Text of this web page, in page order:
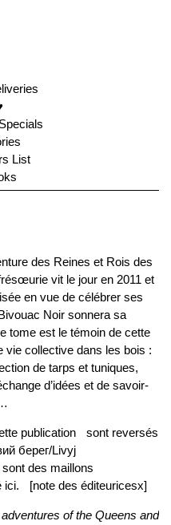
List
des Reines et Rois des
vit le jour en 2011 et
en vue de célébrer ses
Noir sonnera sa
tome est le témoin de cette
collective dans les bois :
de tarps et tuniques,
d’idées et de savoir-
publication sont reversés
берег/Livyj
des maillons
ici. [note des éditeuricesx]
of the Queens and